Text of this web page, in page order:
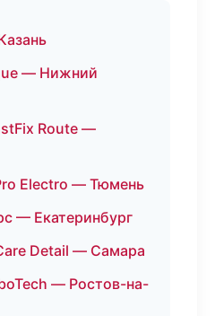
— Нижний
Route —
Electro — Тюмень
— Екатеринбург
Detail — Самара
— Ростов-на-